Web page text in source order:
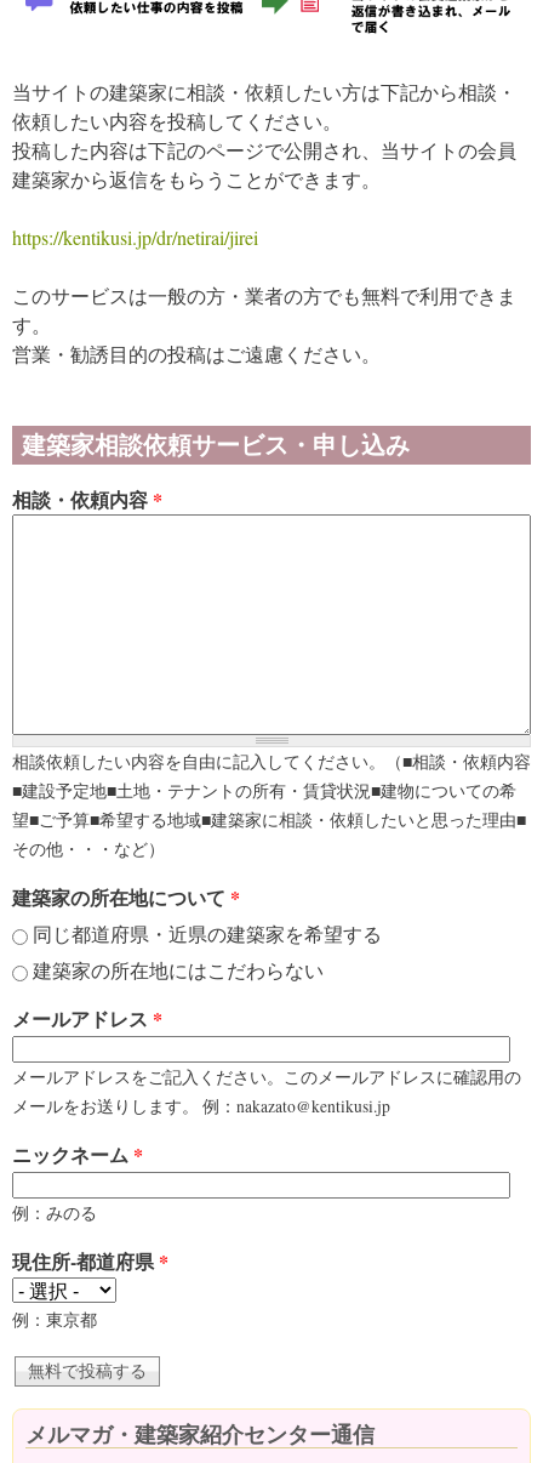
当サイトの建築家に相談・依頼したい方は下記から相談・
依頼したい内容を投稿してください。
投稿した内容は下記のページで公開され、当サイトの会員
建築家から返信をもらうことができます。
https://kentikusi.jp/dr/netirai/jirei
このサービスは一般の方・業者の方でも無料で利用できま
す。
営業・勧誘目的の投稿はご遠慮ください。
建築家相談依頼サービス・申し込み
相談・依頼内容 *
相談依頼したい内容を自由に記入してください。（■相談・依頼内容
■建設予定地■土地・テナントの所有・賃貸状況■建物についての希
望■ご予算■希望する地域■建築家に相談・依頼したいと思った理由■
その他・・・など）
建築家の所在地について *
同じ都道府県・近県の建築家を希望する
建築家の所在地にはこだわらない
メールアドレス *
メールアドレスをご記入ください。このメールアドレスに確認用の
メールをお送りします。 例：nakazato@kentikusi.jp
ニックネーム *
例：みのる
現住所-都道府県*
例：東京都
メルマガ・建築家紹介センター通信